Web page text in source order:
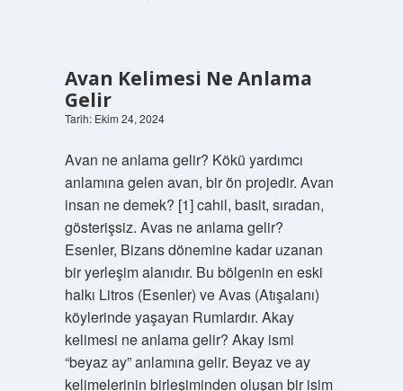
Avan Kelimesi Ne Anlama
Gelir
Tarih: Ekim 24, 2024
Avan ne anlama gelir? Kökü yardımcı
anlamına gelen avan, bir ön projedir. Avan
insan ne demek? [1] cahil, basit, sıradan,
gösterişsiz. Avas ne anlama gelir?
Esenler, Bizans dönemine kadar uzanan
bir yerleşim alanıdır. Bu bölgenin en eski
halkı Litros (Esenler) ve Avas (Atışalanı)
köylerinde yaşayan Rumlardır. Akay
kelimesi ne anlama gelir? Akay ismi
“beyaz ay” anlamına gelir. Beyaz ve ay
kelimelerinin birleşiminden oluşan bir isim